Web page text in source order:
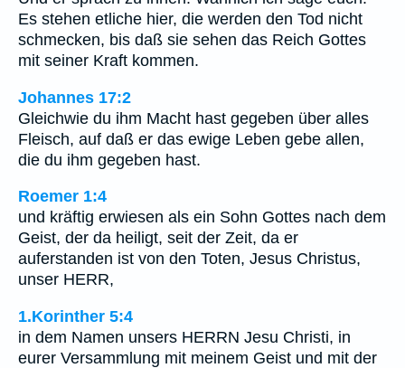
Es stehen etliche hier, die werden den Tod nicht
schmecken, bis daß sie sehen das Reich Gottes
mit seiner Kraft kommen.
Johannes 17:2
Gleichwie du ihm Macht hast gegeben über alles
Fleisch, auf daß er das ewige Leben gebe allen,
die du ihm gegeben hast.
Roemer 1:4
und kräftig erwiesen als ein Sohn Gottes nach dem
Geist, der da heiligt, seit der Zeit, da er
auferstanden ist von den Toten, Jesus Christus,
unser HERR,
1.Korinther 5:4
in dem Namen unsers HERRN Jesu Christi, in
eurer Versammlung mit meinem Geist und mit der